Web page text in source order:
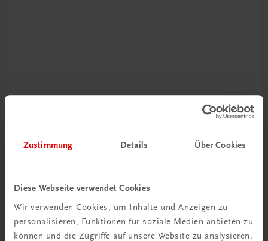
Zustimmung Details Über Cookies
Diese Webseite verwendet Cookies
Wir verwenden Cookies, um Inhalte und Anzeigen zu
personalisieren, Funktionen für soziale Medien anbieten zu
können und die Zugriffe auf unsere Website zu analysieren.
Mehr dazu